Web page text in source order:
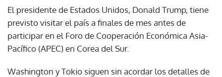
El presidente de Estados Unidos, Donald Trump, tiene
previsto visitar el país a finales de mes antes de
participar en el Foro de Cooperación Económica Asia-
Pacífico (APEC) en Corea del Sur.
Washington y Tokio siguen sin acordar los detalles de